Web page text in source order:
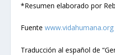
*Resumen elaborado por
Fuentewww.vidahumana.org
Traducción al español de